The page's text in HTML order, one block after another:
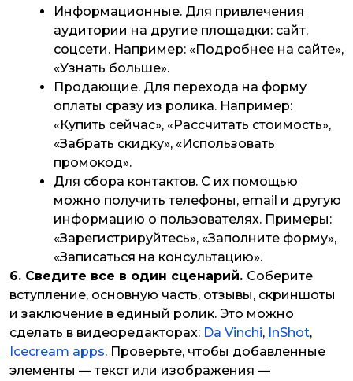
Информационные. Для привлечения
аудитории на другие площадки: сайт,
соцсети. Например: «Подробнее на сайте»,
«Узнать больше».
Продающие. Для перехода на форму
оплаты сразу из ролика. Например:
«Купить сейчас», «Рассчитать стоимость»,
«Забрать скидку», «Использовать
промокод».
Для сбора контактов. С их помощью
можно получить телефоны, email и другую
информацию о пользователях. Примеры:
«Зарегистрируйтесь», «Заполните форму»,
«Записаться на консультацию».
6. Сведите все в один сценарий. Соберите
вступление, основную часть, отзывы, скриншоты
и заключение в единый ролик. Это можно
сделать в видеоредакторах: Da Vinchi, InShot,
Icecream apps. Проверьте, чтобы добавленные
элементы — текст или изображения —